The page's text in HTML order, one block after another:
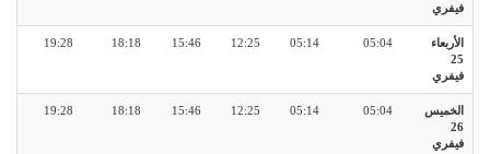
فيفري
الأربعاء
25
فيفري
05:04
05:14
12:25
15:46
18:18
19:28
الخميس
26
فيفري
05:04
05:14
12:25
15:46
18:18
19:28